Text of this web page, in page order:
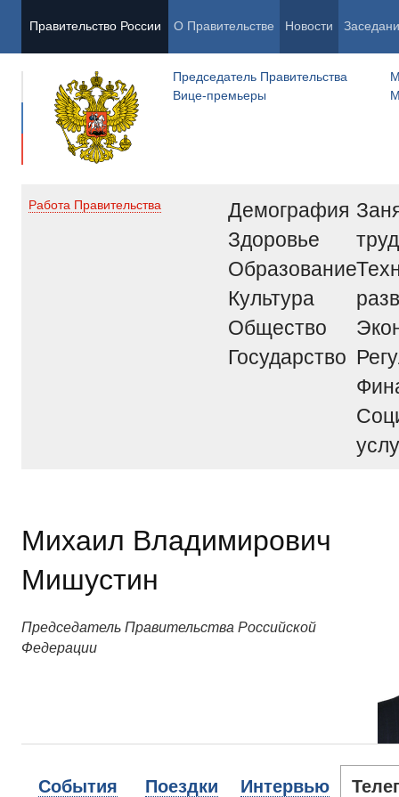
Правительство России О Правительстве Новости
Председатель Правительства
Вице-премьеры
Работа Правительства
Демография
Здоровье
Образование
Культура
Общество
Государство
труд
Михаил Владимирович
Мишустин
Председатель Правительства Российской
Федерации
События Поездки Интервью